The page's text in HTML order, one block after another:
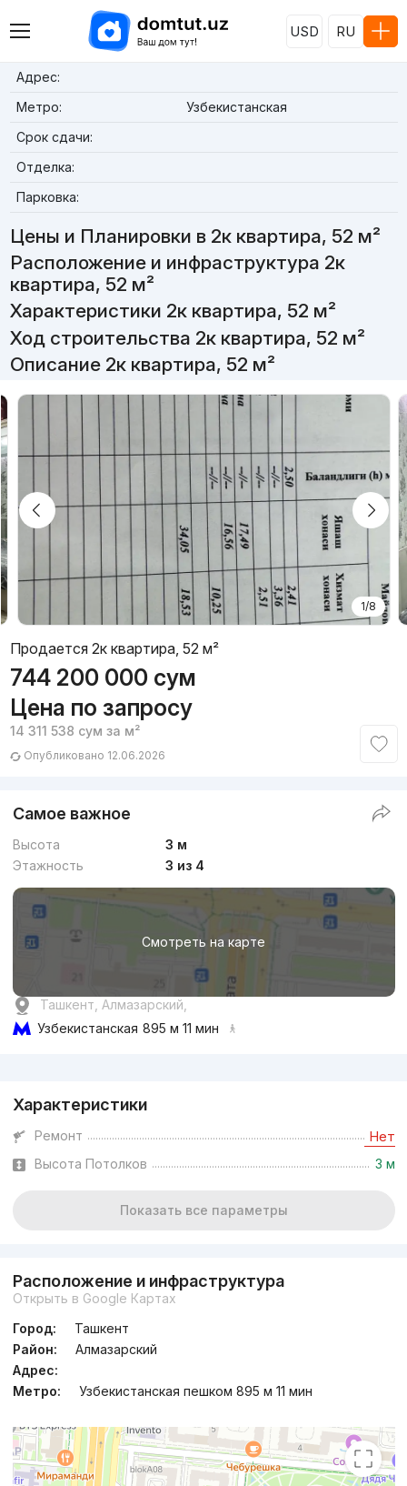
USD RU
Адрес:
Метро:
Узбекистанская
Срок сдачи:
Отделка:
Парковка:
Цены и Планировки в 2к квартира, 52 м²
Расположение и инфраструктура 2к
квартира, 52 м²
Характеристики 2к квартира, 52 м²
Ход строительства 2к квартира, 52 м²
Описание 2к квартира, 52 м²
1/8
Продается 2к квартира, 52 м²
744 200 000 сум
Цена по запросу
14 311 538 сум за м²
Опубликовано 12.06.2026
Самое важное
Высота
3 м
Этажность
3 из 4
Смотреть на карте
Ташкент, Алмазарский,
Узбекистанская 895 м 11 мин
Характеристики
Ремонт Нет
Высота Потолков 3 м
Показать все параметры
Расположение и инфраструктура
Открыть в Google Картах
Город:
Ташкент
Район:
Алмазарский
Адрес:
Метро:
Узбекистанская пешком 895 м 11 мин